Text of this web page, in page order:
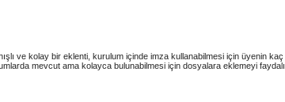
ve kolay bir eklenti, kurulum içinde imza kullanabilmesi için üyenin kaç
mevcut ama kolayca bulunabilmesi için dosyalara eklemeyi faydalı